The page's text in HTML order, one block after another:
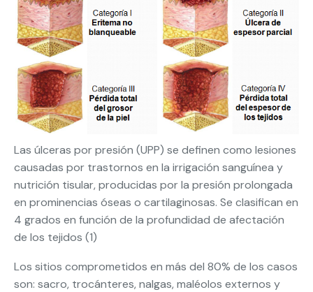
Las úlceras por presión (UPP) se definen como lesiones
causadas por trastornos en la irrigación sanguínea y
nutrición tisular, producidas por la presión prolongada
en prominencias óseas o cartilaginosas. Se clasifican en
4 grados en función de la profundidad de afectación
de los tejidos (1)
Los sitios comprometidos en más del 80% de los casos
son: sacro, trocánteres, nalgas, maléolos externos y